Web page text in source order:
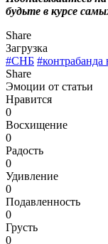
будьте в курсе
Share
Загрузка
#СНБ #контрабанда
Share
Эмоции от статьи
Нравится
0
Восхищение
0
Радость
0
Удивление
0
Подавленность
0
Грусть
0